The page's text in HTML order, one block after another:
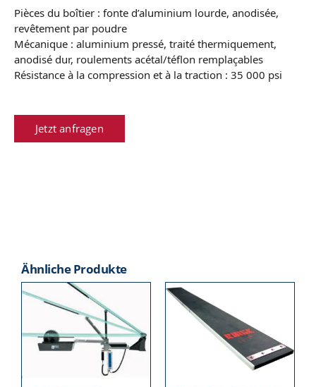
Pièces du boîtier : fonte d’aluminium lourde, anodisée,
revêtement par poudre
Mécanique : aluminium pressé, traité thermiquement,
anodisé dur, roulements acétal/téflon remplaçables
Résistance à la compression et à la traction : 35 000 psi
Jetzt anfragen
Ähnliche Produkte